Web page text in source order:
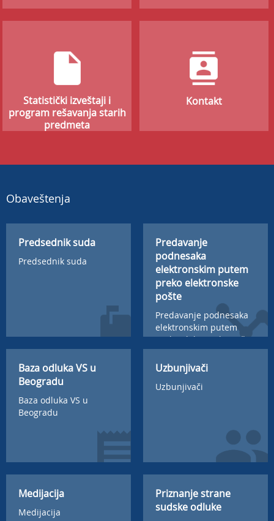
Statistički izveštaji i
program rešavanja starih
predmeta
Kontakt
Obaveštenja
Predsednik suda
Predsednik suda
Predavanje
podnesaka
elektronskim putem
preko elektronske
pošte
Predavanje podnesaka
elektronskim putem
preko elektronske pošte
Baza odluka VS u
Beogradu
Baza odluka VS u
Beogradu
Uzbunjivači
Uzbunjivači
Medijacija
Medijacija
Priznanje strane
sudske odluke